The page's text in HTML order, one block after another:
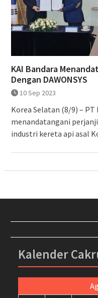
KAI Bandara
Dengan DAWONSYS
10 Sep 2023
Korea Selatan (8/9) –
menandatangani
industri kereta api asal
Kalender